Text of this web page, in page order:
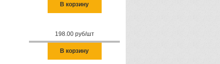
В корзину
198.00 руб/шт
В корзину